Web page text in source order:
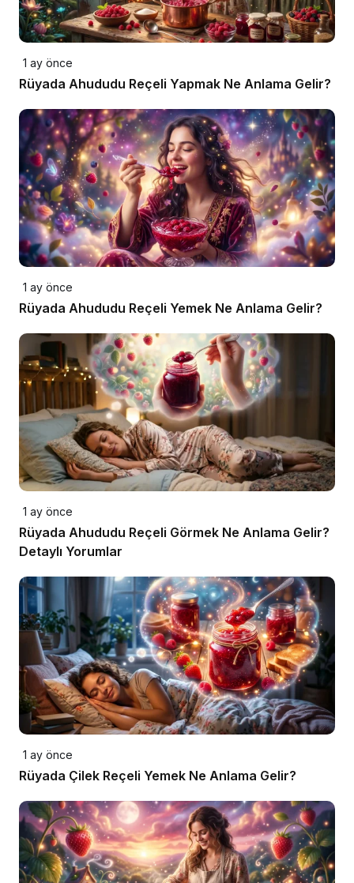
1 ay önce
Rüyada Ahududu Reçeli Yapmak Ne Anlama Gelir?
1 ay önce
Rüyada Ahududu Reçeli Yemek Ne Anlama Gelir?
1 ay önce
Rüyada Ahududu Reçeli Görmek Ne Anlama Gelir?
Detaylı Yorumlar
1 ay önce
Rüyada Çilek Reçeli Yemek Ne Anlama Gelir?